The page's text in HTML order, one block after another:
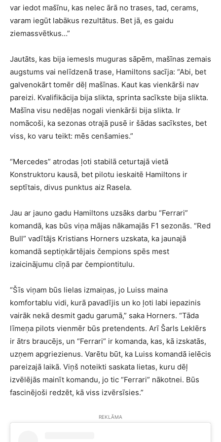
var iedot mašīnu, kas nelec ārā no trases, tad, cerams,
varam iegūt labākus rezultātus. Bet jā, es gaidu
ziemassvētkus…”
Jautāts, kas bija iemesls muguras sāpēm, mašīnas zemais
augstums vai nelīdzenā trase, Hamiltons sacīja: “Abi, bet
galvenokārt tomēr dēļ mašīnas. Kaut kas vienkārši nav
pareizi. Kvalifikācija bija slikta, sprinta sacīkste bija slikta.
Mašīna visu nedēļas nogali vienkārši bija slikta. Ir
nomācoši, ka sezonas otrajā pusē ir šādas sacīkstes, bet
viss, ko varu teikt: mēs cenšamies.”
“Mercedes” atrodas ļoti stabilā ceturtajā vietā
Konstruktoru kausā, bet pilotu ieskaitē Hamiltons ir
septītais, divus punktus aiz Rasela.
Jau ar jauno gadu Hamiltons uzsāks darbu “Ferrari”
komandā, kas būs viņa mājas nākamajās F1 sezonās. “Red
Bull” vadītājs Kristians Horners uzskata, ka jaunajā
komandā septiņkārtējais čempions spēs mest
izaicinājumu cīņā par čempiontitulu.
“Šīs viņam būs lielas izmaiņas, jo Luiss maina
komfortablu vidi, kurā pavadījis un ko ļoti labi iepazinis
vairāk nekā desmit gadu garumā,” saka Horners. “Tāda
līmeņa pilots vienmēr būs pretendents. Arī Šarls Leklērs
ir ātrs braucējs, un “Ferrari” ir komanda, kas, kā izskatās,
uzņem apgriezienus. Varētu būt, ka Luiss komandā ielēcis
pareizajā laikā. Viņš noteikti saskata lietas, kuru dēļ
izvēlējās mainīt komandu, jo tic “Ferrari” nākotnei. Būs
fascinējoši redzēt, kā viss izvērsīsies.”
REKLĀMA